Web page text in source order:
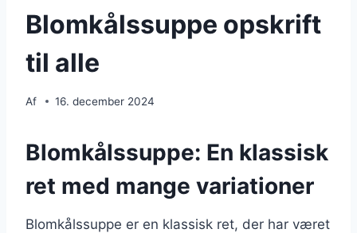
Blomkålssuppe opskrift
til alle
Af 16. december 2024
Blomkålssuppe: En klassisk
ret med mange variationer
Blomkålssuppe er en klassisk ret, der har været